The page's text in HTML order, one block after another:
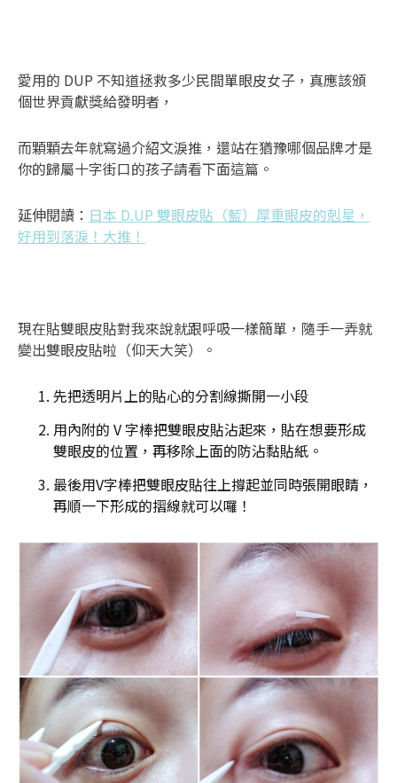
愛用的 DUP 不知道拯救多少民間單眼皮女子，真應該頒
個世界貢獻獎給發明者，
而顆顆去年就寫過介紹文淚推，還站在猶豫哪個品牌才是
你的歸屬十字街口的孩子請看下面這篇。
延伸閱讀： 日本 D.UP 雙眼皮貼（藍）厚重眼皮的剋星，
好用到落淚！大推！
現在貼雙眼皮貼對我來說就跟呼吸一樣簡單，隨手一弄就
變出雙眼皮貼啦（仰天大笑）。
先把透明片上的貼心的分割線撕開一小段
用內附的 V 字棒把雙眼皮貼沾起來，貼在想要形成
雙眼皮的位置，再移除上面的防沾黏貼紙。
最後用V字棒把雙眼皮貼往上撐起並同時張開眼睛，
再順一下形成的摺線就可以囉！